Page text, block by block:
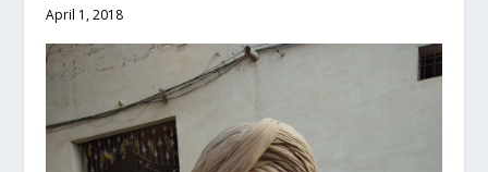
April 1, 2018